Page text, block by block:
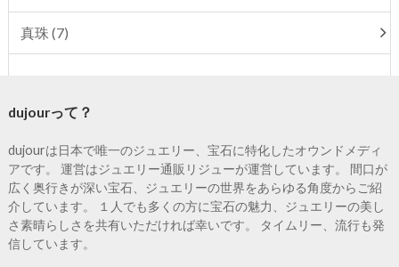
真珠 (7)
dujourって？
dujourは日本で唯一のジュエリー、宝石に特化したオウンドメディ
アです。 運営はジュエリー通販リジューが運営しています。 間口が
広く奥行きが深い宝石、ジュエリーの世界をあらゆる角度からご紹
介しています。 １人でも多くの方に宝石の魅力、ジュエリーの美し
さ素晴らしさを共有いただければ幸いです。 タイムリー、流行も発
信しています。